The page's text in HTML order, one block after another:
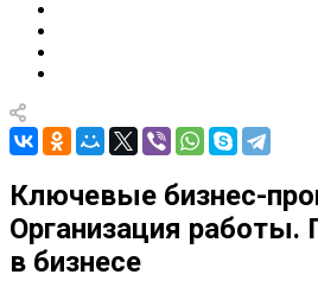
Ключевые бизнес-
Организация работы.
в бизнесе